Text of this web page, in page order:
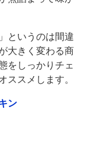
というのは間違
大きく変わる商
をしっかりチェ
ススメします。
ン